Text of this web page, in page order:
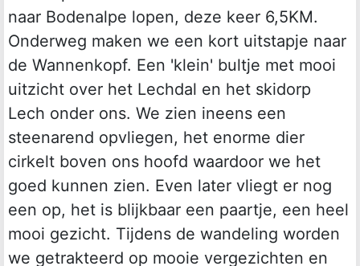
naar Bodenalpe lopen, deze keer 6,5KM.
Onderweg maken we een kort uitstapje naar
de Wannenkopf. Een 'klein' bultje met mooi
uitzicht over het Lechdal en het skidorp
Lech onder ons. We zien ineens een
steenarend opvliegen, het enorme dier
cirkelt boven ons hoofd waardoor we het
goed kunnen zien. Even later vliegt er nog
een op, het is blijkbaar een paartje, een heel
mooi gezicht. Tijdens de wandeling worden
we getrakteerd op mooie vergezichten en